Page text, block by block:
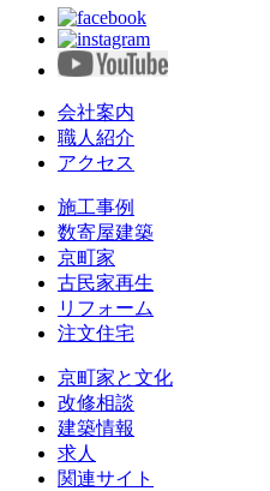
会社案内
職人紹介
アクセス
施工事例
数寄屋建築
京町家
古民家再生
リフォーム
注文住宅
京町家と文化
改修相談
建築情報
求人
関連サイト